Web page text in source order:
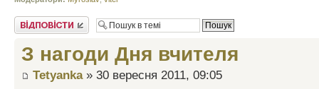
Відповісти
З нагоди Дня вчителя
Tetyanka» 30 вересня 2011, 09:05